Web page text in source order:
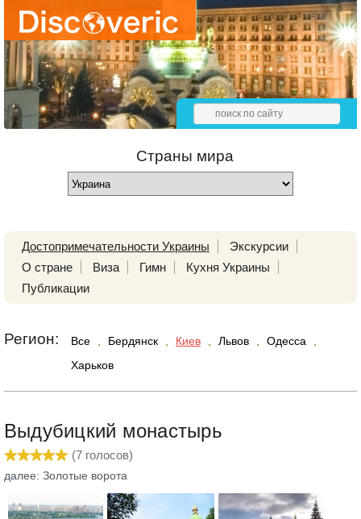
Страны мира
Достопримечательности Украины
Экскурсии
О стране
Виза Гимн
Кухня Украины
Публикации
Регион: Все Бердянск Киев Львов Одесса
Харьков
Выдубицкий монастырь
(7 голосов)
далее: Золотые ворота